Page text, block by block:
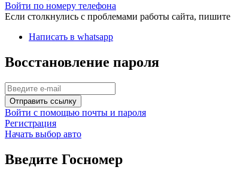
Войти по номеру телефона
Если столкнулись с проблемами работы сайта, пишите
Написать в whatsapp
Восстановление пароля
Отправить ссылку
Войти с помощью почты и пароля
Регистрация
Начать выбор авто
Введите Госномер